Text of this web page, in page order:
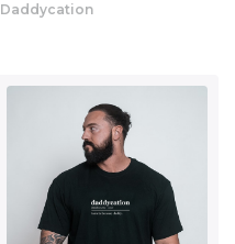
Daddycation